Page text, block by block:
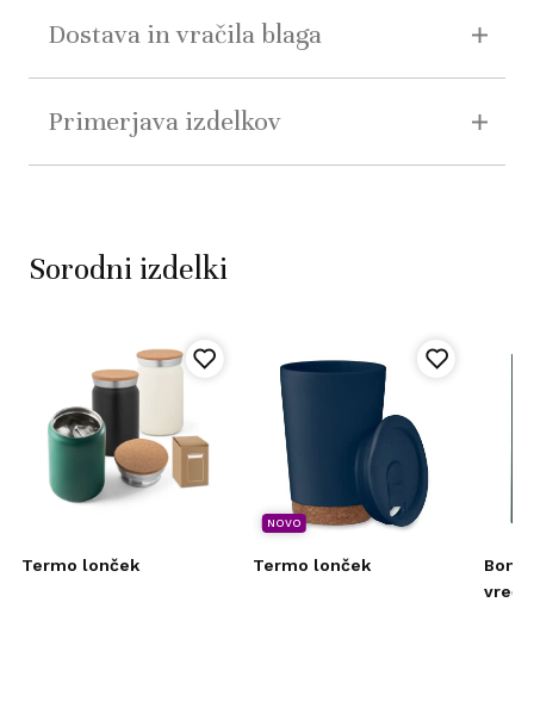
Dostava in vračila blaga
Primerjava izdelkov
Sorodni izdelki
Termo lonček
NOVO
Termo lonček